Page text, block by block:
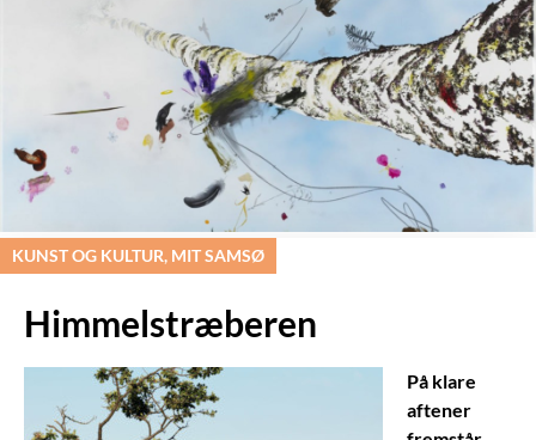
KUNST OG KULTUR, MIT SAMSØ
Himmelstræberen
På klare
aftener